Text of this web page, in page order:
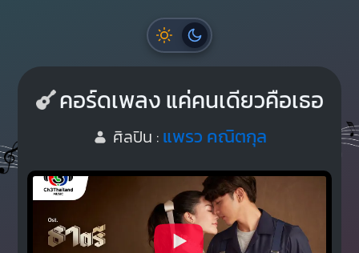
คอร์ดเพลง แค่คนเดียวคือเธอ
ศิลปิน : แพรว คณิตกุล